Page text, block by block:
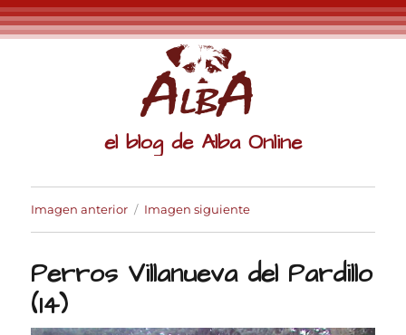
el blog de Alba Online
Imagen anterior Imagen siguiente
Perros Villanueva del Pardillo
(14)